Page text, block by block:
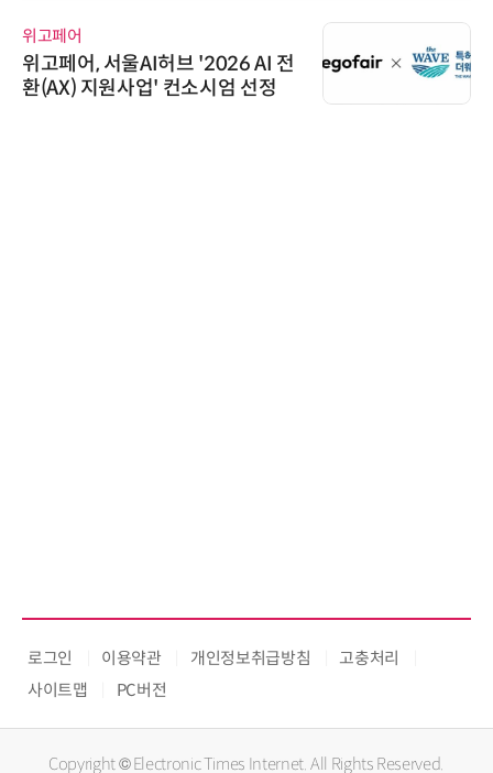
시큐어링크, 중소기업기술정보진
흥원 AI 초격차 R&D 사업 최종 선
로그인 이용약관 개인정보취급방침
고충처리
사이트맵
PC버전
Copyright © Electronic Times Internet. All Rights Reserved.